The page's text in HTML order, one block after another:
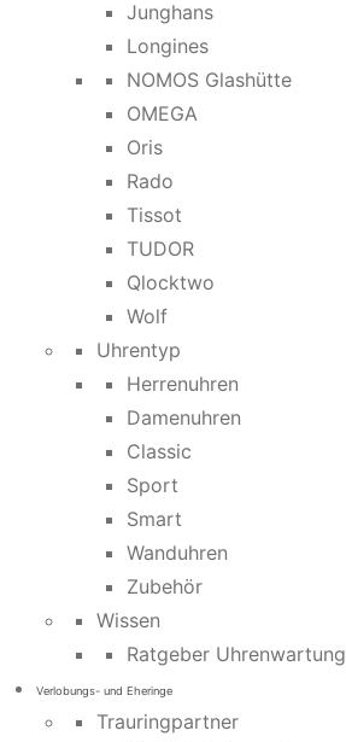
Junghans
Longines
NOMOS Glashütte
OMEGA
Oris
Rado
Tissot
TUDOR
Qlocktwo
Wolf
Uhrentyp
Herrenuhren
Damenuhren
Classic
Sport
Smart
Wanduhren
Zubehör
Wissen
Ratgeber Uhrenwartung
Verlobungs- und Eheringe
Trauringpartner